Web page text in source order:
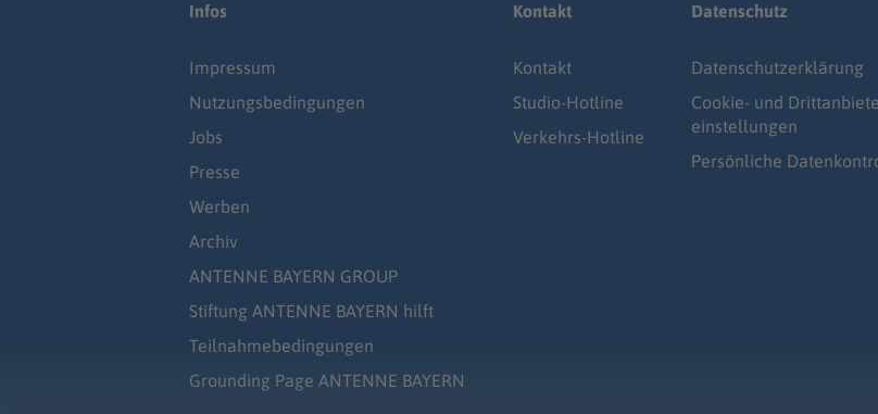
Infos
Impressum
Nutzungsbedingungen
Jobs
Presse
Werben
Archiv
ANTENNE BAYERN GROUP
Stiftung ANTENNE BAYERN hilft
Teilnahmebedingungen
Grounding Page ANTENNE BAYERN
Kontakt
Kontakt
Studio-Hotline
Verkehrs-Hotline
Datenschutz
Datenschutz­erklärung
Cookie- und
einstellungen
Persönliche